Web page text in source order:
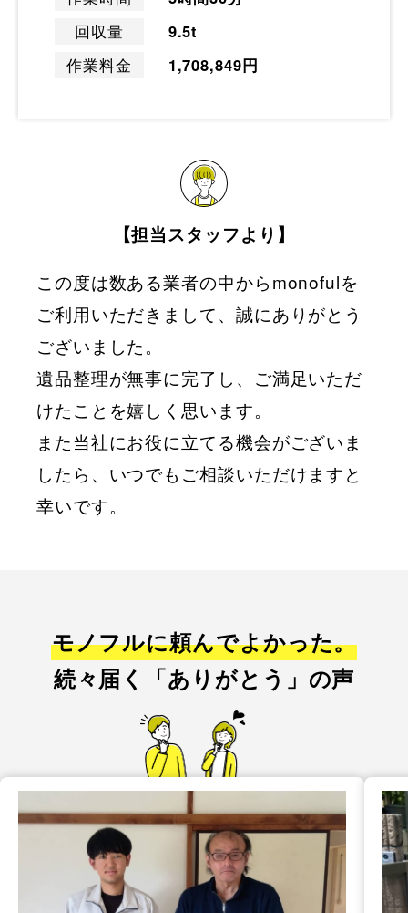
回収量
9.5t
作業料金
1,708,849円
【担当スタッフより】
この度は数ある業者の中からmonofulを
ご利用いただきまして、誠にありがとう
ございました。
遺品整理が無事に完了し、ご満足いただ
けたことを嬉しく思います。
また当社にお役に立てる機会がございま
したら、いつでもご相談いただけますと
幸いです。
モノフルに頼んでよかった。
続々届く「ありがとう」の声